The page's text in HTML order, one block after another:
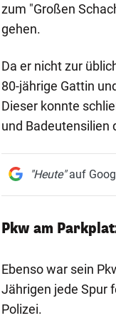
zum "Großen
gehen.
Da er nicht zur
80-jährige Gattin
Dieser konnte
und Badeutensilien
"Heute"auf
Pkw am
Ebenso war sein
Jährigen jede Spur
Polizei.